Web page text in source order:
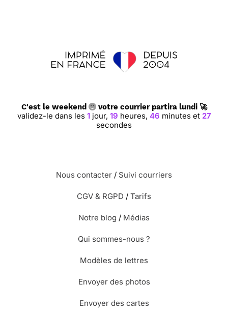
C'est le weekend votre courrier partira lundi 🚀
validez-le dans les 1jour, 19 heures, 46 minutes et 27
secondes
Nous contacter / Suivi courriers
CGV & RGPD / Tarifs
Notre blog / Médias
Qui sommes-nous ?
Modèles de lettres
Envoyer des photos
Envoyer des cartes